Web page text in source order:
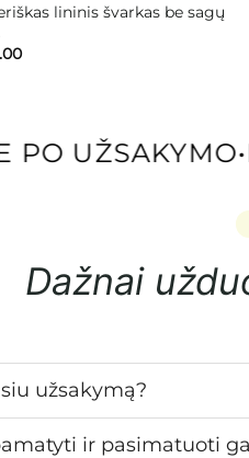
lininis švarkas be sagų
UŽSAKYMO•
Dažnai
užsakymą?
ir pasimatuoti